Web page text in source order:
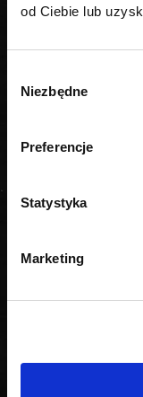
od Ciebie lub
zgody
Niezbędne
Preferencje
Statystyka
Marketing